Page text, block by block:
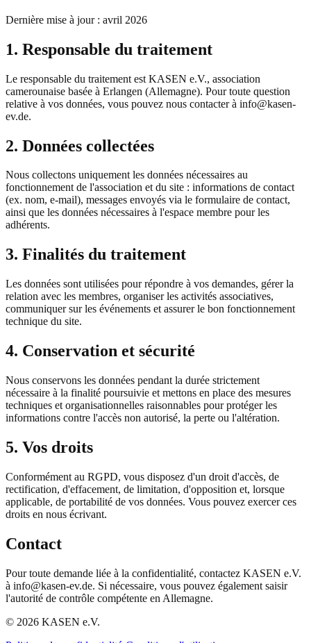
Dernière mise à jour : avril 2026
1. Responsable du traitement
Le responsable du traitement est KASEN e.V., association
camerounaise basée à Erlangen (Allemagne). Pour toute question
relative à vos données, vous pouvez nous contacter à info@kasen-
ev.de.
2. Données collectées
Nous collectons uniquement les données nécessaires au
fonctionnement de l'association et du site : informations de contact
(ex. nom, e-mail), messages envoyés via le formulaire de contact,
ainsi que les données nécessaires à l'espace membre pour les
adhérents.
3. Finalités du traitement
Les données sont utilisées pour répondre à vos demandes, gérer la
relation avec les membres, organiser les activités associatives,
communiquer sur les événements et assurer le bon fonctionnement
technique du site.
4. Conservation et sécurité
Nous conservons les données pendant la durée strictement
nécessaire à la finalité poursuivie et mettons en place des mesures
techniques et organisationnelles raisonnables pour protéger les
informations contre l'accès non autorisé, la perte ou l'altération.
5. Vos droits
Conformément au RGPD, vous disposez d'un droit d'accès, de
rectification, d'effacement, de limitation, d'opposition et, lorsque
applicable, de portabilité de vos données. Vous pouvez exercer ces
droits en nous écrivant.
Contact
Pour toute demande liée à la confidentialité, contactez KASEN e.V.
à info@kasen-ev.de. Si nécessaire, vous pouvez également saisir
l'autorité de contrôle compétente en Allemagne.
© 2026 KASEN e.V.